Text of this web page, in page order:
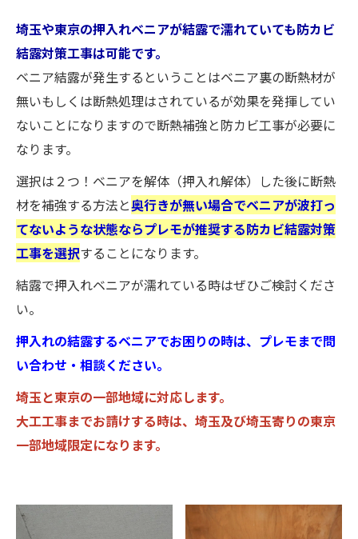
埼玉や東京の押入れベニアが結露で濡れていても防カビ
結露対策工事は可能です。
ベニア結露が発生するということはベニア裏の断熱材が
無いもしくは断熱処理はされているが効果を発揮してい
ないことになりますので断熱補強と防カビ工事が必要に
なります。
選択は２つ！ベニアを解体（押入れ解体）した後に断熱
材を補強する方法と奥行きが無い場合でベニアが波打っ
てないような状態ならプレモが推奨する防カビ結露対策
工事を選択することになります。
結露で押入れベニアが濡れている時はぜひご検討くださ
い。
押入れの結露するベニアでお困りの時は、プレモまで問
い合わせ・相談ください。
埼玉と東京の一部地域に対応します。
大工工事までお請けする時は、埼玉及び埼玉寄りの東京
一部地域限定になります。